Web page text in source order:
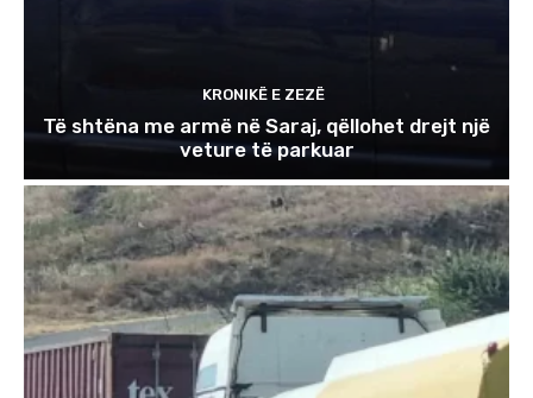
KRONIKË E ZEZË
Të shtëna me armë në Saraj, qëllohet drejt një
veture të parkuar